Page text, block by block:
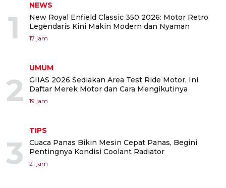
1
NEWS
New Royal Enfield Classic 350 2026: Motor Retro
Legendaris Kini Makin Modern dan Nyaman
17 jam
2
UMUM
GIIAS 2026 Sediakan Area Test Ride Motor, Ini
Daftar Merek Motor dan Cara Mengikutinya
19 jam
3
TIPS
Cuaca Panas Bikin Mesin Cepat Panas, Begini
Pentingnya Kondisi Coolant Radiator
21 jam